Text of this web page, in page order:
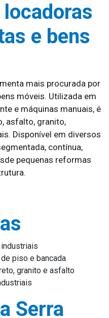
e bens
mais procurada por
móveis. Utilizada em
e máquinas manuais, é
asfalto, granito,
Disponível em diversos
contínua,
pequenas reformas
piso e bancada
granito e asfalto
Serra